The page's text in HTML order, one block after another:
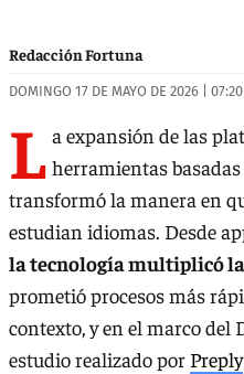
Redacción Fortuna
DOMINGO 17 DE MAYO DE 2026 | 07:20
L a expansión de las
herramientas
transformó la manera en
estudian idiomas. Desde
la tecnología multiplicó
prometió procesos más
contexto, y en el marco
estudio realizado por Preply